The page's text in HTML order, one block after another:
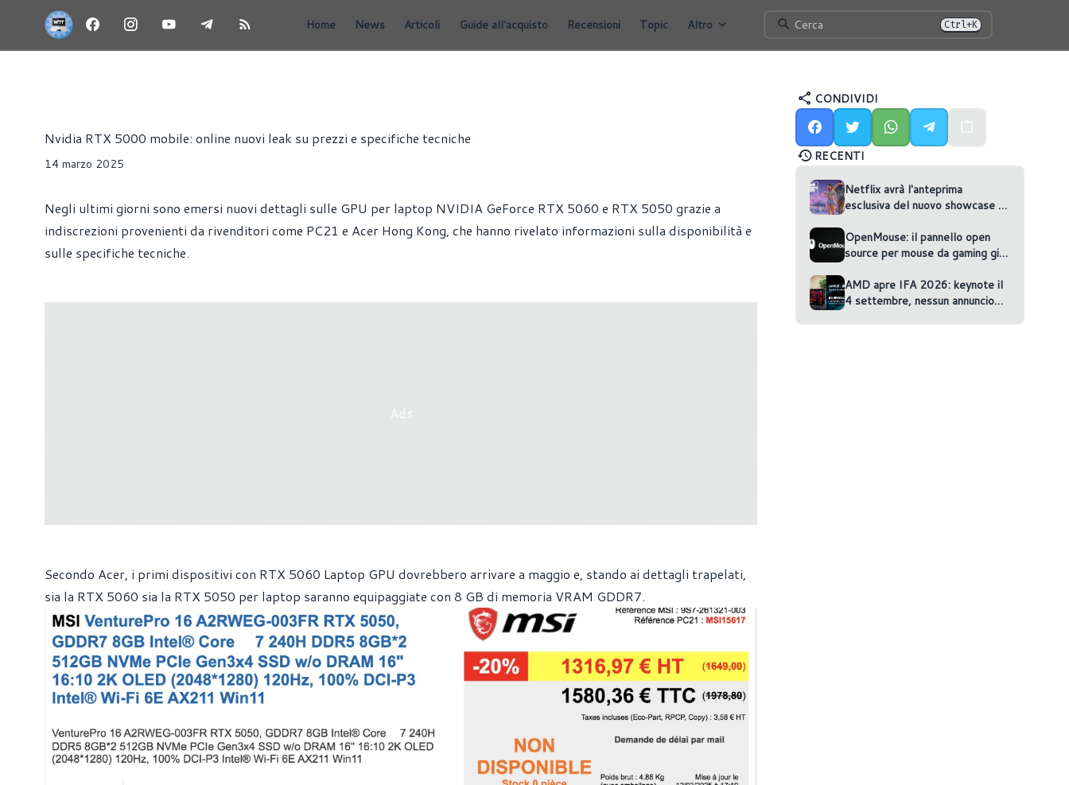
Home News Articoli Guide all'acquisto Recensioni Topic Altro Cerca Ctrl+K
Nvidia RTX 5000 mobile: online nuovi leak su prezzi e specifiche tecniche
14 marzo 2025
Negli ultimi giorni sono emersi nuovi dettagli sulle GPU per laptop NVIDIA GeForce RTX 5060 e RTX 5050 grazie a
indiscrezioni provenienti da rivenditori come PC21 e Acer Hong Kong, che hanno rivelato informazioni sulla disponibilità e
sulle specifiche tecniche.
Secondo Acer, i primi dispositivi con RTX 5060 Laptop GPU dovrebbero arrivare a maggio e, stando ai dettagli trapelati,
sia la RTX 5060 sia la RTX 5050 per laptop saranno equipaggiate con 8 GB di memoria VRAM GDDR7.
CONDIVIDI
RECENTI
Netflix avrà l'anteprima
esclusiva del nuovo showcase di
OpenMouse: il pannello open
source per mouse da gaming gira
AMD apre IFA 2026: keynote il
4 settembre, nessun annuncio